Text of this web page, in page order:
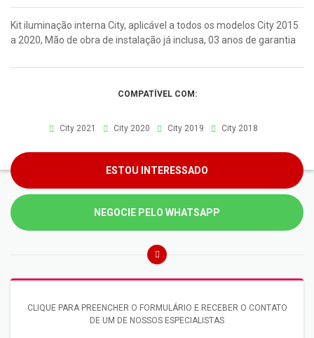
Kit iluminação interna City, aplicável a todos os modelos City 2015
a 2020, Mão de obra de instalação já inclusa, 03 anos de garantia
COMPATÍVEL COM:
City 2021 City 2020 City 2019 City 2018
ESTOU INTERESSADO
NEGOCIE PELO WHATSAPP
CLIQUE PARA PREENCHER O FORMULÁRIO E RECEBER O CONTATO
DE UM DE NOSSOS ESPECIALISTAS